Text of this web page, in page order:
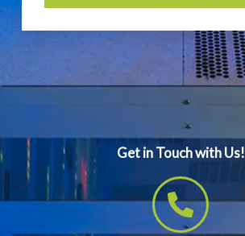
Get in Touch with Us!